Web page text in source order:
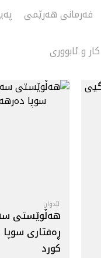
فەرمانی هەرێمی
کار و ئابووری
لێدوان
هه‌ڵوێستى
ڕه‌فتارى
كورد